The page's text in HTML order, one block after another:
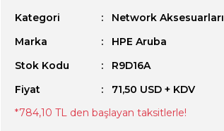
Kategori
Network Aksesuarları
Marka
HPE Aruba
Stok Kodu
R9D16A
Fiyat
71,50 USD + KDV
*784,10 TL den başlayan taksitlerle!